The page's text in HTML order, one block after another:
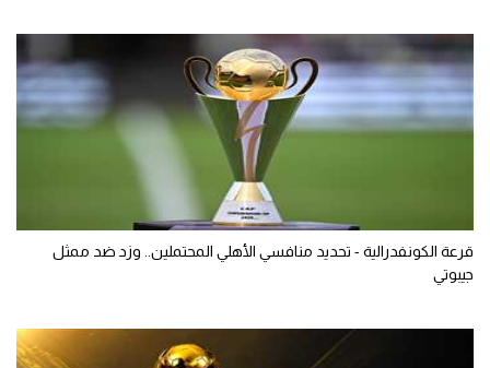
قرعة الكونفدرالية - تحديد منافسي الأهلي المحتملين.. وزد ضد ممثل
جيبوتي